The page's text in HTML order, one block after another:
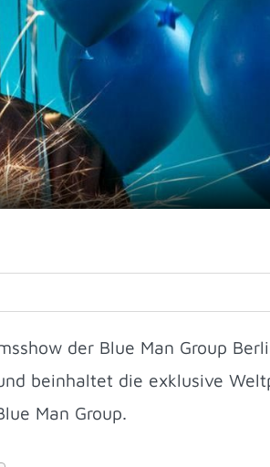
der Blue Man Group
beinhaltet die exklusive
Man Group.